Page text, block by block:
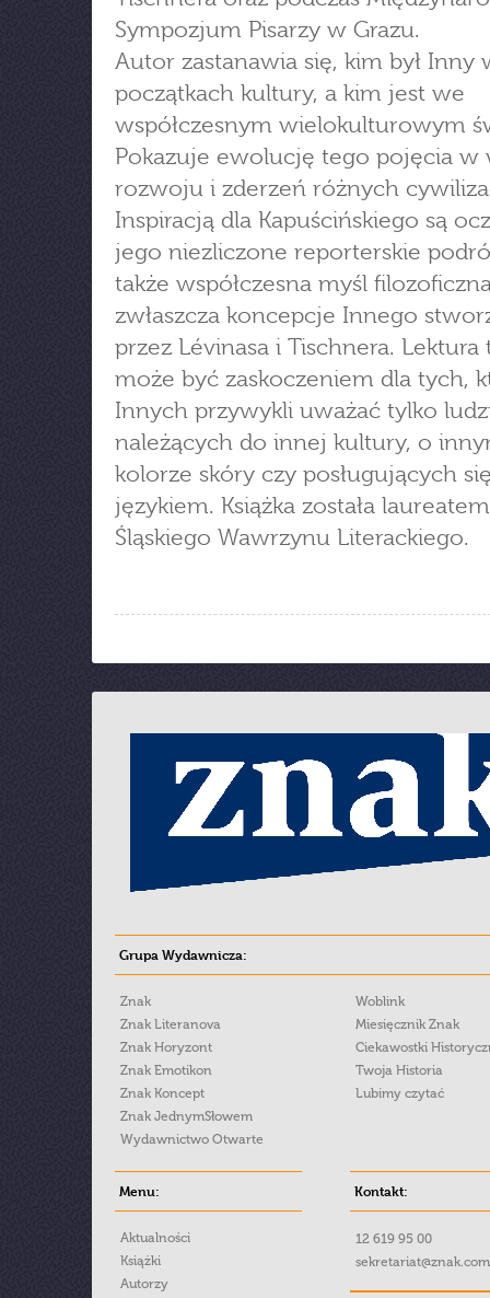
Sympozjum Pisarzy w Grazu.
Autor zastanawia się, kim był Inny
początkach kultury, a kim jest we
współczesnym wielokulturowym
Pokazuje ewolucję tego pojęcia w
rozwoju i zderzeń różnych
Inspiracją dla Kapuścińskiego są
jego niezliczone reporterskie
także współczesna myśl
zwłaszcza koncepcje Innego
przez Lévinasa i Tischnera. Lektura
może być zaskoczeniem dla tych,
Innych przywykli uważać tylko
należących do innej kultury, o
kolorze skóry czy posługujących
językiem. Książka została laureatem
Śląskiego Wawrzynu Literackiego.
Grupa Wydawnicza:
Znak
Znak Literanova
Znak Horyzont
Znak Emotikon
Znak Koncept
Znak JednymSłowem
Wydawnictwo Otwarte
Woblink
Miesięcznik Znak
Ciekawostki
Twoja Historia
Lubimy czytać
Menu:
Aktualności
Książki
Autorzy
Kontakt:
12 619 95 00